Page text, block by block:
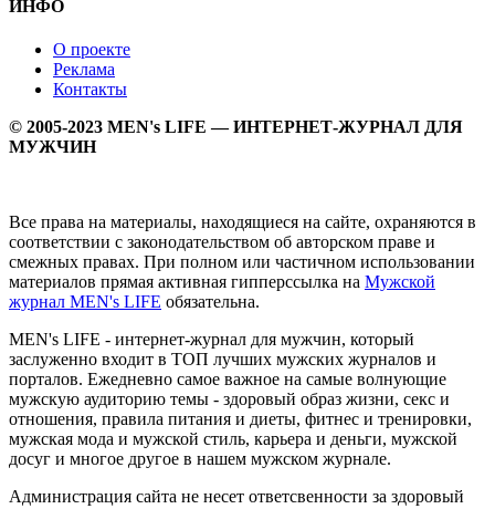
ИНФО
О проекте
Реклама
Контакты
© 2005-2023 MEN's LIFE — ИНТЕРНЕТ-ЖУРНАЛ ДЛЯ
МУЖЧИН
Все права на материалы, находящиеся на сайте, охраняются в
соответствии с законодательством об авторском праве и
смежных правах. При полном или частичном использовании
материалов прямая активная гипперссылка на Мужской
журнал MEN's LIFE обязательна.
MEN's LIFE - интернет-журнал для мужчин, который
заслуженно входит в ТОП лучших мужских журналов и
порталов. Ежедневно самое важное на самые волнующие
мужскую аудиторию темы - здоровый образ жизни, секс и
отношения, правила питания и диеты, фитнес и тренировки,
мужская мода и мужской стиль, карьера и деньги, мужской
досуг и многое другое в нашем мужском журнале.
Администрация сайта не несет ответсвенности за здоровый